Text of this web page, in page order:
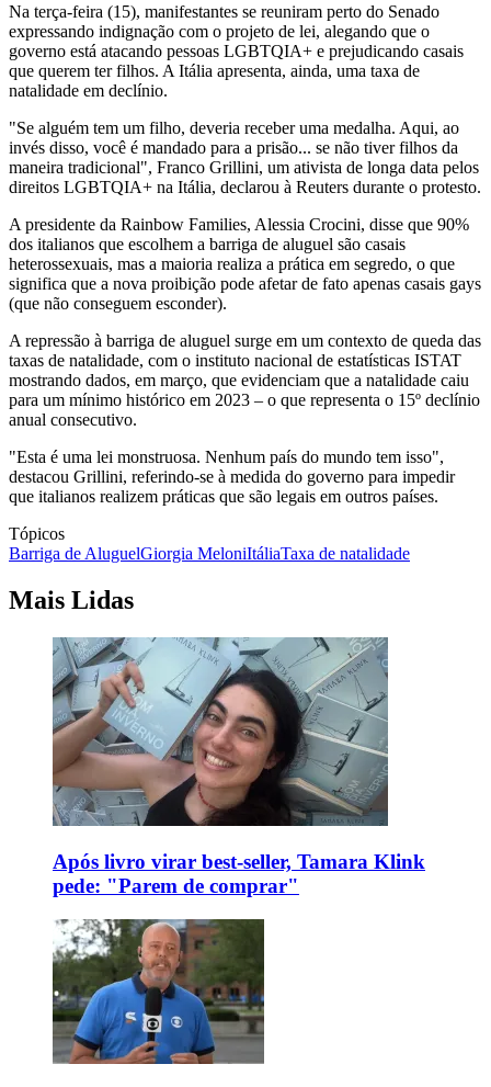
Na terça-feira (15), manifestantes se reuniram perto do Senado
expressando indignação com o projeto de lei, alegando que o
governo está atacando pessoas LGBTQIA+ e prejudicando casais
que querem ter filhos. A Itália apresenta, ainda, uma taxa de
natalidade em declínio.
"Se alguém tem um filho, deveria receber uma medalha. Aqui, ao
invés disso, você é mandado para a prisão... se não tiver filhos da
maneira tradicional", Franco Grillini, um ativista de longa data pelos
direitos LGBTQIA+ na Itália, declarou à Reuters durante o protesto.
A presidente da Rainbow Families, Alessia Crocini, disse que 90%
dos italianos que escolhem a barriga de aluguel são casais
heterossexuais, mas a maioria realiza a prática em segredo, o que
significa que a nova proibição pode afetar de fato apenas casais gays
(que não conseguem esconder).
A repressão à barriga de aluguel surge em um contexto de queda das
taxas de natalidade, com o instituto nacional de estatísticas ISTAT
mostrando dados, em março, que evidenciam que a natalidade caiu
para um mínimo histórico em 2023 – o que representa o 15º declínio
anual consecutivo.
"Esta é uma lei monstruosa. Nenhum país do mundo tem isso",
destacou Grillini, referindo-se à medida do governo para impedir
que italianos realizem práticas que são legais em outros países.
Tópicos
Barriga de AluguelGiorgia MeloniItáliaTaxa de natalidade
Mais Lidas
Após livro virar best-seller, Tamara Klink
pede: "Parem de comprar"